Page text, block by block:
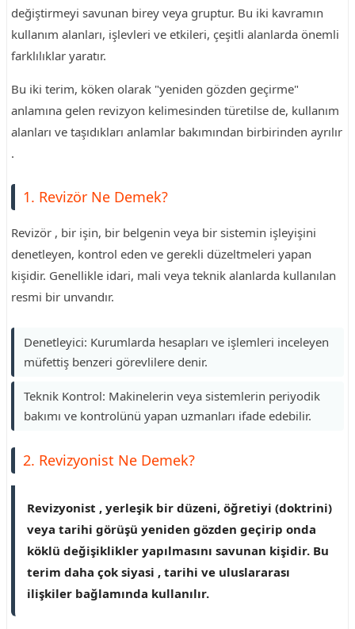
değiştirmeyi savunan birey veya gruptur. Bu iki kavramın
kullanım alanları, işlevleri ve etkileri, çeşitli alanlarda önemli
farklılıklar yaratır.
Bu iki terim, köken olarak "yeniden gözden geçirme"
anlamına gelen revizyon kelimesinden türetilse de, kullanım
alanları ve taşıdıkları anlamlar bakımından birbirinden ayrılır
.
1. Revizör Ne Demek?
Revizör , bir işin, bir belgenin veya bir sistemin işleyişini
denetleyen, kontrol eden ve gerekli düzeltmeleri yapan
kişidir. Genellikle idari, mali veya teknik alanlarda kullanılan
resmi bir unvandır.
Denetleyici: Kurumlarda hesapları ve işlemleri inceleyen
müfettiş benzeri görevlilere denir.
Teknik Kontrol: Makinelerin veya sistemlerin periyodik
bakımı ve kontrolünü yapan uzmanları ifade edebilir.
2. Revizyonist Ne Demek?
Revizyonist , yerleşik bir düzeni, öğretiyi (doktrini)
veya tarihi görüşü yeniden gözden geçirip onda
köklü değişiklikler yapılmasını savunan kişidir. Bu
terim daha çok siyasi , tarihi ve uluslararası
ilişkiler bağlamında kullanılır.